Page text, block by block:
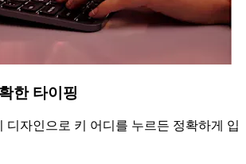
한 타이핑
디자인으로 키 어디를 누르든 정확하게 입